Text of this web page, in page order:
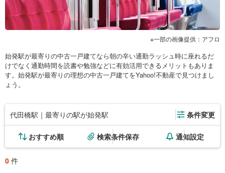
一部の画像提供：アフロ
始発駅が最寄りの中古一戸建てなら朝の辛い通勤ラッシュ時に座れるだ
けでなく通勤時間を読書や勉強などに有効活用できるメリットもありま
す。始発駅が最寄りの理想の中古一戸建てをYahoo!不動産で見つけまし
ょう。
代田橋駅｜最寄りの駅が始発駅 条件変更
おすすめ順 検索条件保存 通知設定
0 件